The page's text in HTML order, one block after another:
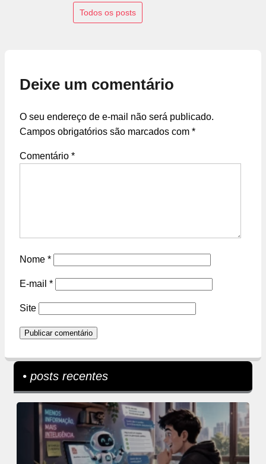
Todos os posts
Deixe um comentário
O seu endereço de e-mail não será publicado.
Campos obrigatórios são marcados com *
Comentário *
Nome *
E-mail *
Site
• posts recentes